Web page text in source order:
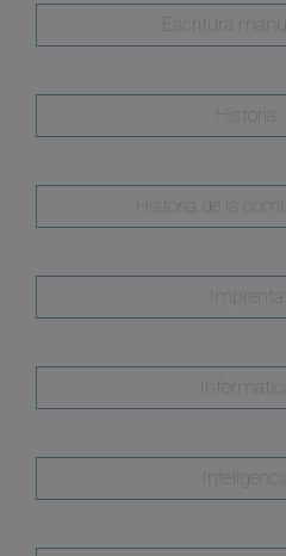
Escritura
Historia
Historia de la
Imprenta